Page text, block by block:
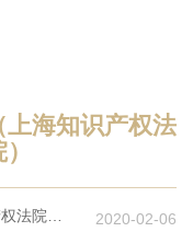
海知识产权法
2020-02-06